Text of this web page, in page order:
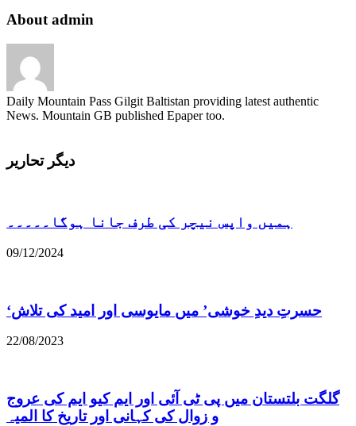
About admin
Daily Mountain Pass Gilgit Baltistan providing latest authentic
News. Mountain GB published Epaper too.
دیگر تحاریر
ہمیں واپس نیچر کی طرف جانا ہوگا۔۔۔۔۔
09/12/2024
22/08/2023
گلگت بلتستان میں پی ٹی آئی اور ایم کیو ایم کی عروج
و زوال کی کہانی اور تاریخ کا المیہ